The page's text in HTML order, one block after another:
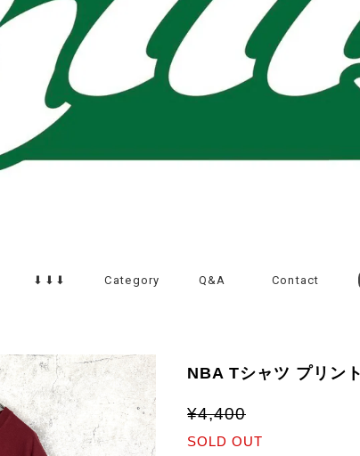
⬇︎⬇︎⬇︎ Category Q&A Contact
NBA Tシャツ プリン
¥4,400
SOLD OUT